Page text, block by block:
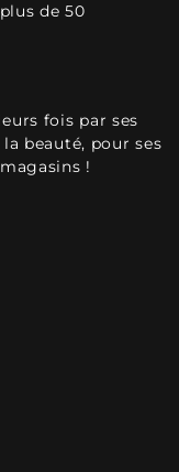
de 50
fois par ses
beauté, pour ses
!